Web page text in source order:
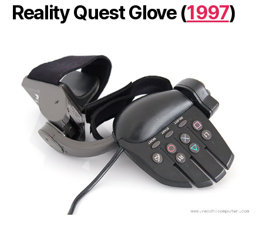
Reality Quest Glove (1997)